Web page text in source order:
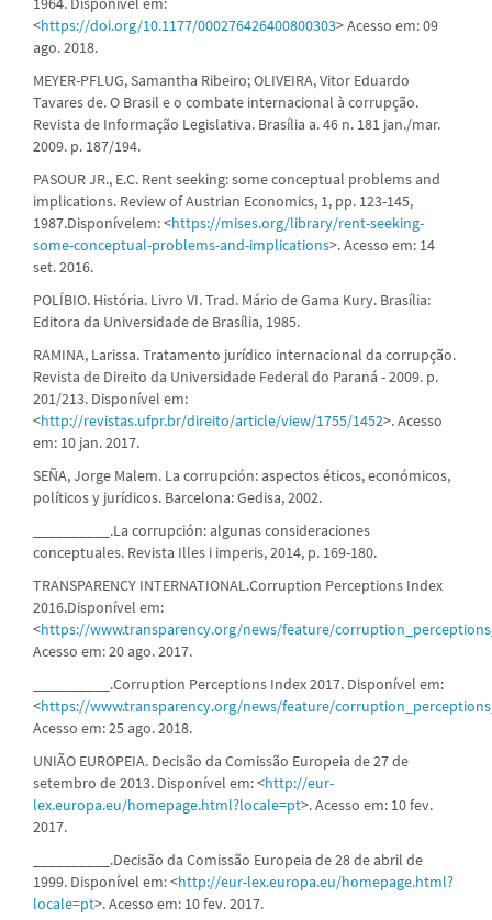
<https://doi.org/10.1177/000276426400800303> Acesso em: 09
ago. 2018.
MEYER-PFLUG, Samantha Ribeiro; OLIVEIRA, Vitor Eduardo
Tavares de. O Brasil e o combate internacional à corrupção.
Revista de Informação Legislativa. Brasília a. 46 n. 181 jan./mar.
2009. p. 187/194.
PASOUR JR., E.C. Rent seeking: some conceptual problems and
implications. Review of Austrian Economics, 1, pp. 123-145,
1987.Disponívelem: <https://mises.org/library/rent-seeking-
some-conceptual-problems-and-implications>. Acesso em: 14
set. 2016.
POLÍBIO. História. Livro VI. Trad. Mário de Gama Kury. Brasília:
Editora da Universidade de Brasília, 1985.
RAMINA, Larissa. Tratamento jurídico internacional da corrupção.
Revista de Direito da Universidade Federal do Paraná - 2009. p.
201/213. Disponível em:
<http://revistas.ufpr.br/direito/article/view/1755/1452>. Acesso
em: 10 jan. 2017.
SEÑA, Jorge Malem. La corrupción: aspectos éticos, económicos,
políticos y jurídicos. Barcelona: Gedisa, 2002.
__________.La corrupción: algunas consideraciones
conceptuales. Revista Illes i imperis, 2014, p. 169-180.
TRANSPARENCY INTERNATIONAL.Corruption Perceptions Index
2016.Disponível em:
<https://www.transparency.org/news/feature/
Acesso em: 20 ago. 2017.
__________.Corruption Perceptions Index 2017. Disponível em:
<https://www.transparency.org/news/feature/
Acesso em: 25 ago. 2018.
UNIÃO EUROPEIA. Decisão da Comissão Europeia de 27 de
setembro de 2013. Disponível em: <http://eur-
lex.europa.eu/homepage.html?locale=pt>. Acesso em: 10 fev.
2017.
__________.Decisão da Comissão Europeia de 28 de abril de
1999. Disponível em: <http://eur-lex.europa.eu/homepage.html?
locale=pt>. Acesso em: 10 fev. 2017.